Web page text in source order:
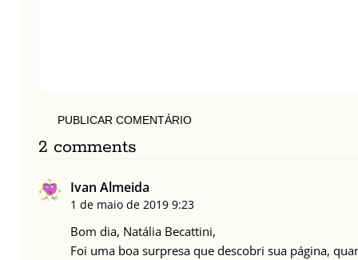
PUBLICAR COMENTÁRIO
2 comments
Ivan Almeida
1 de maio de 2019 9:23
Bom dia, Natália Becattini,
Foi uma boa surpresa que descobri sua página,